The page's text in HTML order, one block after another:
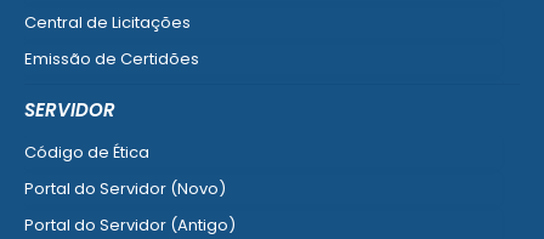
Central de Licitações
Emissão de Certidões
SERVIDOR
Código de Ética
Portal do Servidor (Novo)
Portal do Servidor (Antigo)